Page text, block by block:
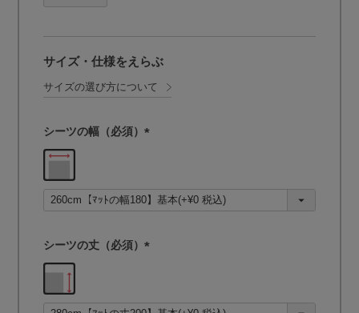
サイズ・仕様をえらぶ
サイズの選び方について
シーツの幅（必須）
須
)
シーツの丈（必須）
須